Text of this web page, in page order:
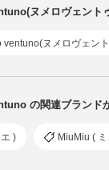
ヌメロヴェント
ventuno(ヌメロヴェン
の関連ブランド
) MiuMiu (